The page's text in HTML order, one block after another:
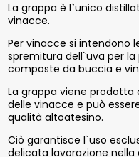
La grappa è l`unico
vinacce.
Per vinacce si intendono
spremitura dell`uva per
composte da buccia e
La grappa viene
delle vinacce e può
qualità altoatesino.
Ciò garantisce l`uso
delicata lavorazione nella